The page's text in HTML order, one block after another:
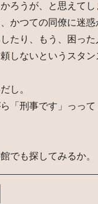
ろうが、と思えてし
かつての同僚に迷惑
たり、もう、困った
しないというスタ
し。
「刑事です」っって
でも探してみるか。